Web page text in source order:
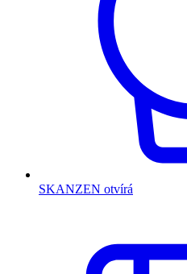
SKANZEN otvírá